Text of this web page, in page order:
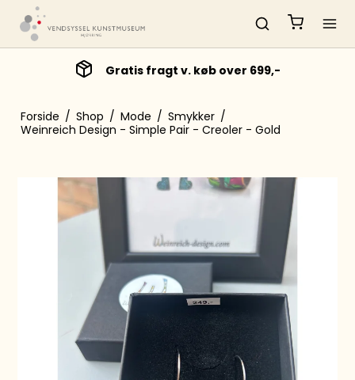
Gratis fragt v. køb over 699,-
Forside / Shop / Mode / Smykker /
Weinreich Design - Simple Pair - Creoler - Gold